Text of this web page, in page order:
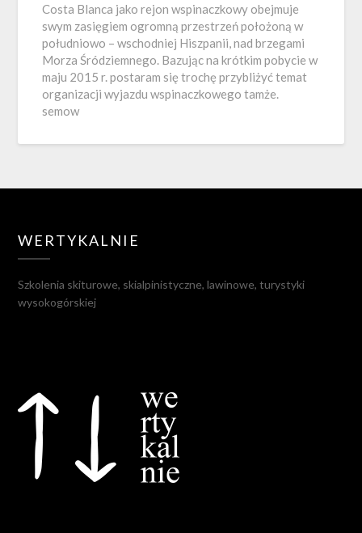
Costa Blanca jako rejon wspinaczkowy obejmuje
swym zasięgiem ogromną przestrzeń położoną w
południowo – wschodniej Hiszpanii, nad brzegami
Morza Śródziemnego. Bazując na krótkim pobycie w
maju 2015 r. postaram się trochę przybliżyć temat
organizacji wyjazdu wspinaczkowego tamże.
semow
WERTYKALNIE
Szkolenia skiturowe, skialpinistyczne, lawinowe, turystyki
wysokogórskiej